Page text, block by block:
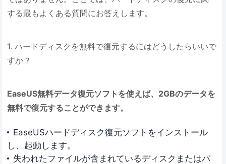
する最もよくある質問にお答えします。
1. ハードディスクを無料で復元するにはどうしたらいいで
すか？
EaseUS無料データ復元ソフトを使えば、2GBのデータを
無料で復元することができます。
EaseUSハードディスク復元ソフトをインストール
し、起動します。
失われたファイルが含まれているディスクまたはパ